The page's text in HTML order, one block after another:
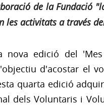
de la Fundació
les activitats a través
nova edició del
d'acostar el
quarta edició
dels Voluntaris i